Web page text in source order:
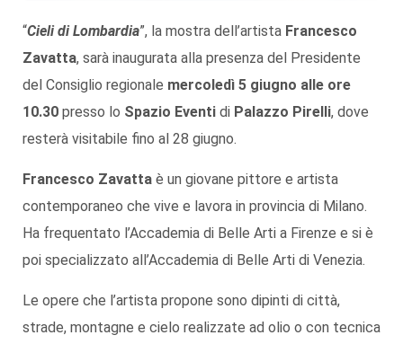
“Cieli di Lombardia”, la mostra dell’artista Francesco
Zavatta, sarà inaugurata alla presenza del Presidente
del Consiglio regionale mercoledì 5 giugno alle ore
10.30 presso lo Spazio Eventi di Palazzo Pirelli, dove
resterà visitabile fino al 28 giugno.
Francesco Zavatta è un giovane pittore e artista
contemporaneo che vive e lavora in provincia di Milano.
Ha frequentato l’Accademia di Belle Arti a Firenze e si è
poi specializzato all’Accademia di Belle Arti di Venezia.
Le opere che l’artista propone sono dipinti di città,
strade, montagne e cielo realizzate ad olio o con tecnica